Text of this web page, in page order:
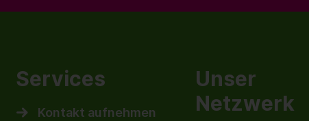
Services
Kontakt aufnehmen
Unser
Netzwerk